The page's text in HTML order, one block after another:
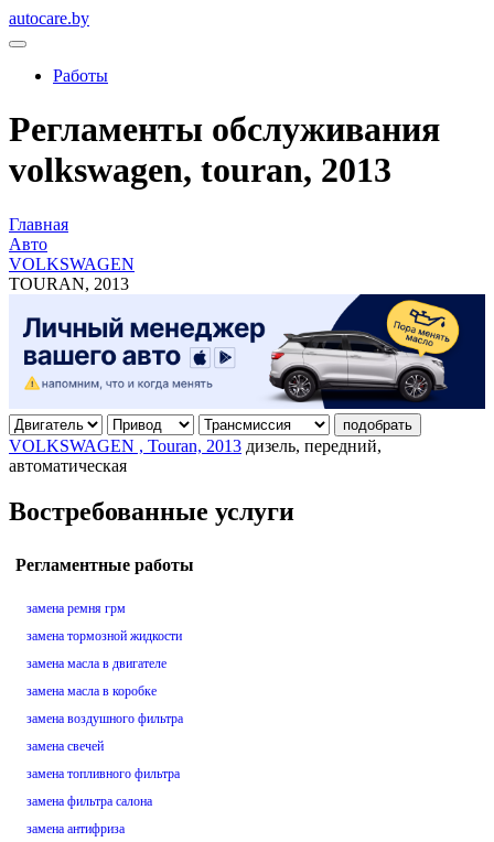
autocare.by
Работы
Регламенты обслуживания
volkswagen, touran, 2013
Главная
Авто
VOLKSWAGEN
TOURAN, 2013
подобрать
VOLKSWAGEN , Touran, 2013 дизель, передний,
автоматическая
Востребованные услуги
Регламентные работы
замена ремня грм
замена тормозной жидкости
замена масла в двигателе
замена масла в коробке
замена воздушного фильтра
замена свечей
замена топливного фильтра
замена фильтра салона
замена антифриза